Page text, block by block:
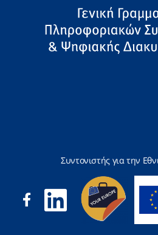
Συντονιστής για την